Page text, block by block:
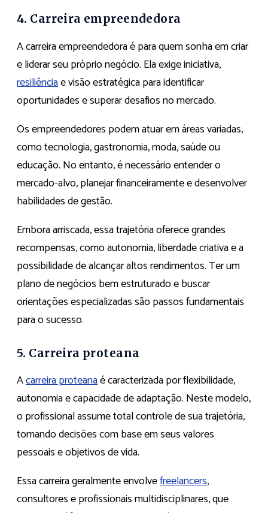
4. Carreira empreendedora
A carreira empreendedora é para quem sonha em criar
e liderar seu próprio negócio. Ela exige iniciativa,
resiliênciae visão estratégica para identificar
oportunidades e superar desafios no mercado.
Os empreendedores podem atuar em áreas variadas,
como tecnologia, gastronomia, moda, saúde ou
educação. No entanto, é necessário entender o
mercado-alvo, planejar financeiramente e desenvolver
habilidades de gestão.
Embora arriscada, essa trajetória oferece grandes
recompensas, como autonomia, liberdade criativa e a
possibilidade de alcançar altos rendimentos. Ter um
plano de negócios bem estruturado e buscar
orientações especializadas são passos fundamentais
para o sucesso.
5. Carreira proteana
Acarreira proteanaé caracterizada por flexibilidade,
autonomia e capacidade de adaptação. Neste modelo,
o profissional assume total controle de sua trajetória,
tomando decisões com base em seus valores
pessoais e objetivos de vida.
Essa carreira geralmente envolvefreelancers,
consultores e profissionais multidisciplinares, que